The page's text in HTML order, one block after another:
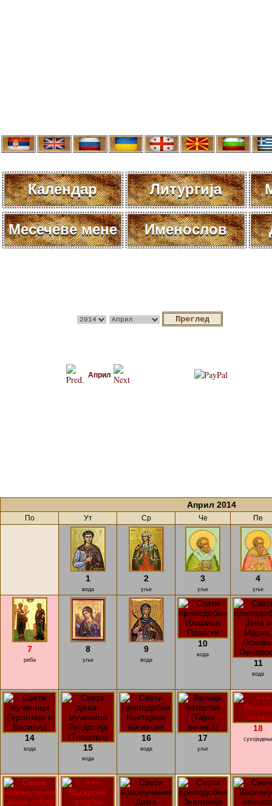
Календар Литургија
Месечеве мене Именослов
Април
Април 2014
По Ут Ср Че Пе
1
вода
2
уље
3
уље
4
уље
7
риба
8
уље
9
вода
10
вода
11
вода
14
вода 15
вода
16
вода
17
уље
18